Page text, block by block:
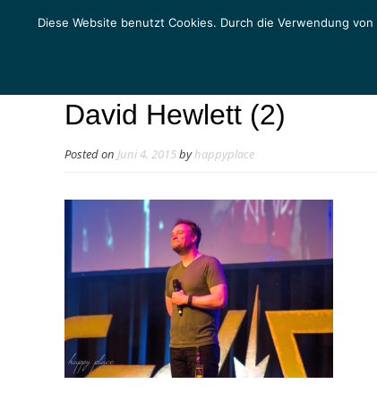
David Hewlett (2)
Posted on Juni 4, 2015byhappyplace
Diese Website benutzt Cookies. Durch die Verwendung